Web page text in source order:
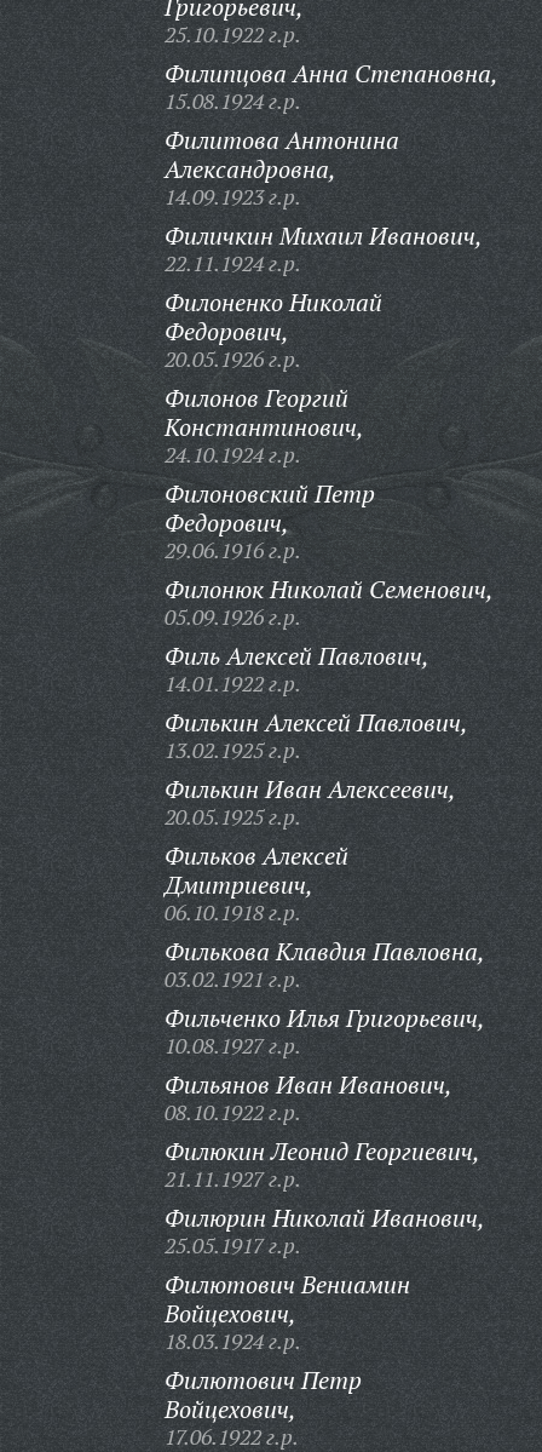
Григорьевич,
25.10.1922 г.р.
Филипцова Анна Степановна,
15.08.1924 г.р.
Филитова Антонина
Александровна,
14.09.1923 г.р.
Филичкин Михаил Иванович,
22.11.1924 г.р.
Филоненко Николай
Федорович,
20.05.1926 г.р.
Филонов Георгий
Константинович,
24.10.1924 г.р.
Филоновский Петр
Федорович,
29.06.1916 г.р.
Филонюк Николай Семенович,
05.09.1926 г.р.
Филь Алексей Павлович,
14.01.1922 г.р.
Филькин Алексей Павлович,
13.02.1925 г.р.
Филькин Иван Алексеевич,
20.05.1925 г.р.
Фильков Алексей
Дмитриевич,
06.10.1918 г.р.
Филькова Клавдия Павловна,
03.02.1921 г.р.
Фильченко Илья Григорьевич,
10.08.1927 г.р.
Фильянов Иван Иванович,
08.10.1922 г.р.
Филюкин Леонид Георгиевич,
21.11.1927 г.р.
Филюрин Николай Иванович,
25.05.1917 г.р.
Филютович Вениамин
Войцехович,
18.03.1924 г.р.
Филютович Петр
Войцехович,
17.06.1922 г.р.